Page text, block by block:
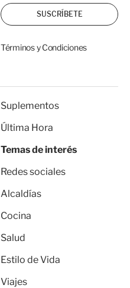
SUSCRÍBETE
Términos y Condiciones
Suplementos
Última Hora
Temas de interés
Redes sociales
Alcaldías
Cocina
Salud
Estilo de Vida
Viajes